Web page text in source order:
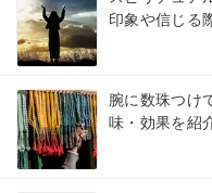
印象や信じる
腕に数珠つけ
味・効果を紹